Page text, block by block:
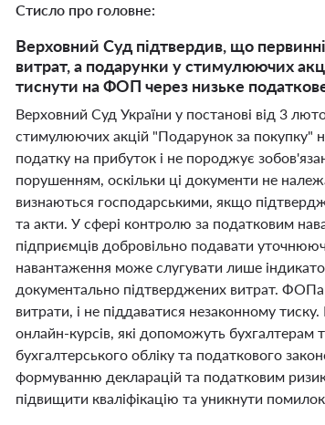
Стисло про головне:
Верховний Суд підтвердив, що
витрат, а подарунки у стимулюючих
тиснути на ФОП через низьке
Верховний Суд України у постанові від 3
стимулюючих акцій "Подарунок за покупку"
податку на прибуток і не породжує
порушенням, оскільки ці документи не
визнаються господарськими, якщо
та акти. У сфері контролю за податковим
підприємців добровільно подавати
навантаження може слугувати лише
документально підтверджених витрат.
витрати, і не піддаватися незаконному
онлайн-курсів, які допоможуть бухгалтерам
бухгалтерського обліку та податкового
формуванню декларацій та податковим
підвищити кваліфікацію та уникнути помилок